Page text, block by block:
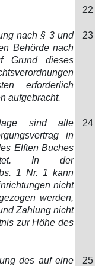
22
nach § 3 und
Behörde nach
Grund dieses
erforderlich
aufgebracht.
23
sind alle
in
Elften Buches
In der
1 Nr. 1 kann
nicht
werden,
Zahlung nicht
zur Höhe des
24
des auf eine
25